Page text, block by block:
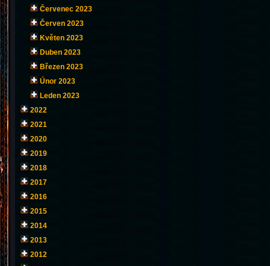
Červenec 2023
Červen 2023
Květen 2023
Duben 2023
Březen 2023
Únor 2023
Leden 2023
2022
2021
2020
2019
2018
2017
2016
2015
2014
2013
2012